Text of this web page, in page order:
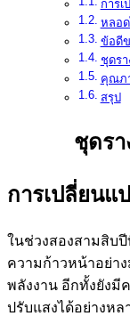
การ
หลอ
ข้อดี
ชุดร
คุณภ
สรุป
ชุดร
การเปลี่ยนแ
ในช่วงสองสามสิบ
ความก้าวหน้าอย่า
พลังงาน อีกทั้งยังมี
ปรับแสงได้อย่างห